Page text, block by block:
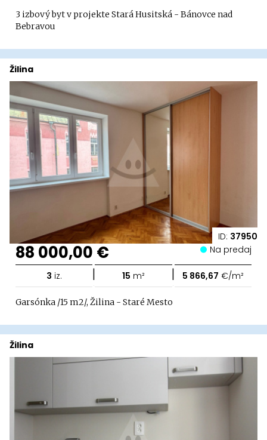
3 izbový byt v projekte Stará Husitská - Bánovce nad
Bebravou
ID: 37950
Žilina
88 000,00 € Na predaj
3 iz. | 15 m² | 5 866,67 €/m²
Garsónka /15 m2/, Žilina - Staré Mesto
Žilina